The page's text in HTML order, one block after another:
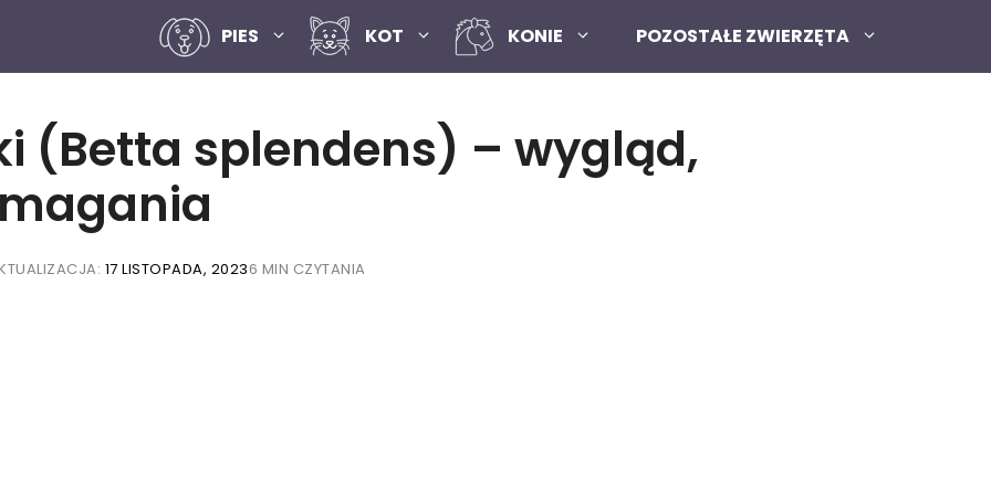
PIES KOT KONIE POZOSTAŁE ZWIERZĘTA
(Betta splendens) – wygląd,
17 LISTOPADA, 20236 MIN CZYTANIA